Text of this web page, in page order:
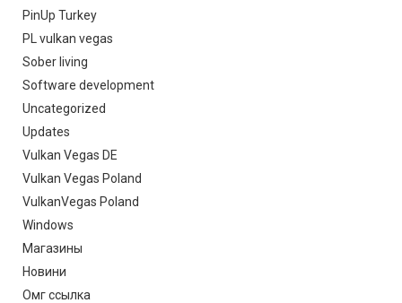
PinUp Turkey
PL vulkan vegas
Sober living
Software development
Uncategorized
Updates
Vulkan Vegas DE
Vulkan Vegas Poland
VulkanVegas Poland
Windows
Магазины
Новини
Омг ссылка